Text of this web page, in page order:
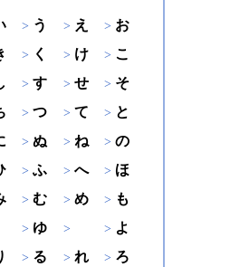
う え
お
く け
こ
す せ
そ
つ て
と
ぬ ね
の
ふ へ
ほ
む め
も
ゆ
よ
る れ
ろ